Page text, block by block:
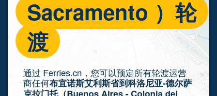
Sacramento ）轮
渡
通过 Ferries.cn，您可以预定所有轮渡运营
商任何布宜诺斯艾利斯省到科洛尼亚-德尔萨